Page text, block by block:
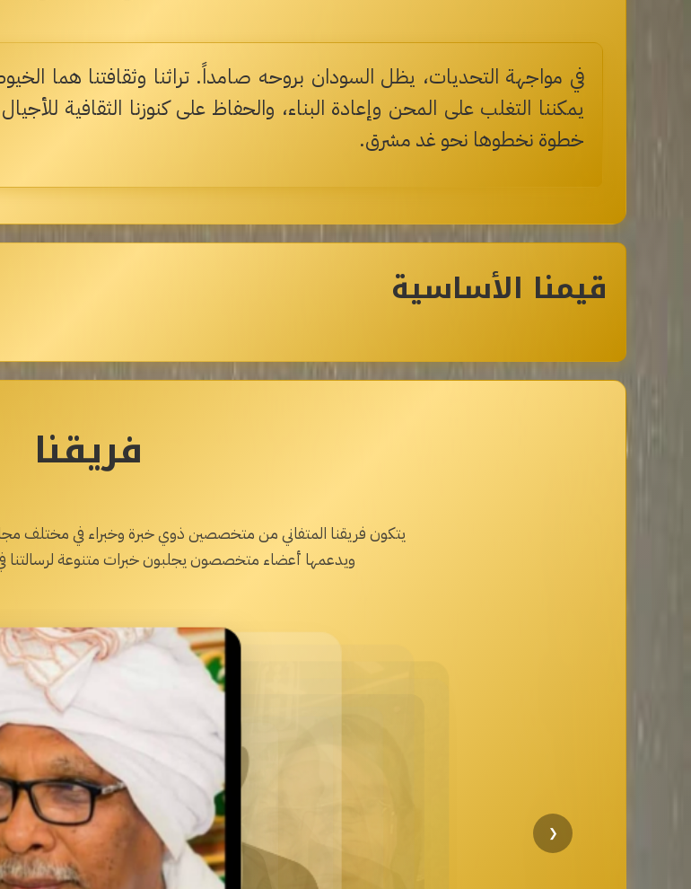
في مواجهة التحديات، يظل السودان بروحه صامداً. تراثنا وثقافتنا هما
يمكننا التغلب على المحن وإعادة البناء، والحفاظ على كنوزنا الثقافية
خطوة نخطوها نحو غد مشرق.
قيمنا الأساسية
فريقنا
يتكون فريقنا المتفاني من متخصصين ذوي خبرة وخبراء في مختلف
ويدعمها أعضاء متخصصون يجلبون خبرات متنوعة لرسالتنا في
❮